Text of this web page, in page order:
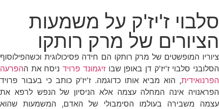
סלבוי ז'יז'ק על משמעות
הציורים של מרק רותקו
ציוריו המופשטים של מרק רותקו הם חידה פסיכולוגית וכשהפילוסוף
הסלובני סלבוי ז'יז'ק דן באופן שבוזיגמונד פרוידניסח את ההפרעה
הפרנואידית, הוא מביא אותו כדוגמה. ז'יז'ק כותב כי בעבור פרויד
הפראנויה אינה המחלה עצמה אלא הניסיון של הנפש לרפא את
עצמה משבירה בעולמו הסימבולי של האדם, המשמעות שהוא